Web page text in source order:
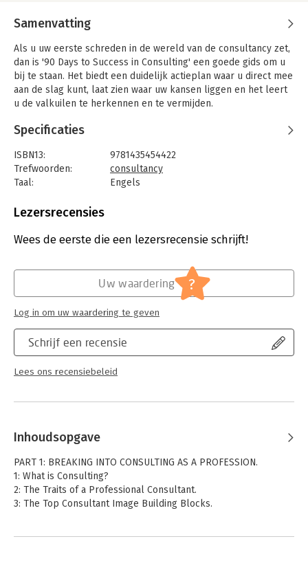
Samenvatting
Als u uw eerste schreden in de wereld van de consultancy zet,
dan is '90 Days to Success in Consulting' een goede gids om u
bij te staan. Het biedt een duidelijk actieplan waar u direct mee
aan de slag kunt, laat zien waar uw kansen liggen en het leert
u de valkuilen te herkennen en te vermijden.
Specificaties
ISBN13:
9781435454422
Trefwoorden:
consultancy
Taal:
Engels
Aantal pagina's:
Druk:
1
Lezersrecensies
Wees de eerste die een lezersrecensie schrijft!
Schrijf een recensie
Lees ons recensiebeleid
Uw waardering ?
Log in om uw waardering te geven
Inhoudsopgave
PART 1: BREAKING INTO CONSULTING AS A PROFESSION.
1: What is Consulting?
2: The Traits of a Professional Consultant.
3: The Top Consultant Image Building Blocks.